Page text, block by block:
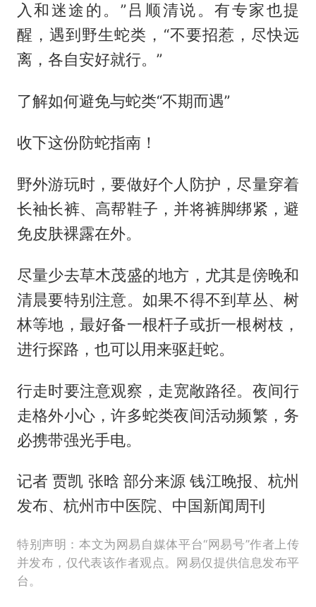
入和迷途的。”吕顺清说。有专家也提
醒，遇到野生蛇类，“不要招惹，尽快远
离，各自安好就行。”
了解如何避免与蛇类“不期而遇”
收下这份防蛇指南！
野外游玩时，要做好个人防护，尽量穿着
长袖长裤、高帮鞋子，并将裤脚绑紧，避
免皮肤裸露在外。
尽量少去草木茂盛的地方，尤其是傍晚和
清晨要特别注意。如果不得不到草丛、树
林等地，最好备一根杆子或折一根树枝，
进行探路，也可以用来驱赶蛇。
行走时要注意观察，走宽敞路径。夜间行
走格外小心，许多蛇类夜间活动频繁，务
必携带强光手电。
记者 贾凯 张晗 部分来源 钱江晚报、杭州
发布、杭州市中医院、中国新闻周刊
特别声明：本文为网易自媒体平台“网易号”作者上传
并发布，仅代表该作者观点。网易仅提供信息发布平
台。